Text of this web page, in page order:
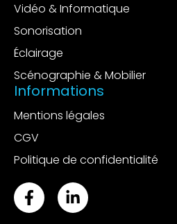
Vidéo & Informatique
Sonorisation
Éclairage
Scénographie & Mobilier
Informations
Mentions légales
CGV
Politique de confidentialité